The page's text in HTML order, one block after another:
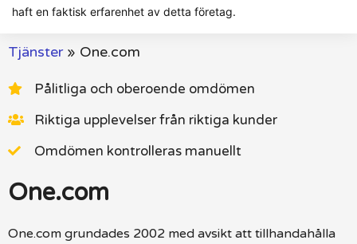
haft en faktisk erfarenhet av detta företag.
Tjänster» One.com
Pålitliga och oberoende omdömen
Riktiga upplevelser från riktiga kunder
Omdömen kontrolleras manuellt
One.com
One.com grundades 2002 med avsikt att tillhandahålla